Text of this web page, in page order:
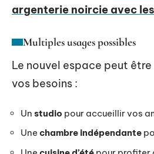
argenterie noircie avec
Multiples usages possibles
Le nouvel espace peut
vos besoins :
Un studio pour accueillir vos
Une chambre indépendante